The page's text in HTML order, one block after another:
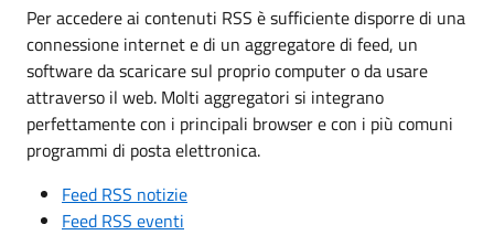
Per accedere ai contenuti RSS è sufficiente disporre di una
connessione internet e di un aggregatore di feed, un
software da scaricare sul proprio computer o da usare
attraverso il web. Molti aggregatori si integrano
perfettamente con i principali browser e con i più comuni
programmi di posta elettronica.
Feed RSS notizie
Feed RSS eventi